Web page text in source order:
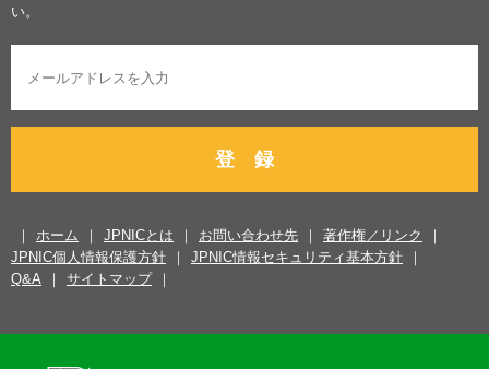
い。
登 録
ホーム JPNICとは お問い合わせ先
著作権／リンク
JPNIC個人情報保護方針
JPNIC情報セキュリティ基本方針
Q&A
サイトマップ